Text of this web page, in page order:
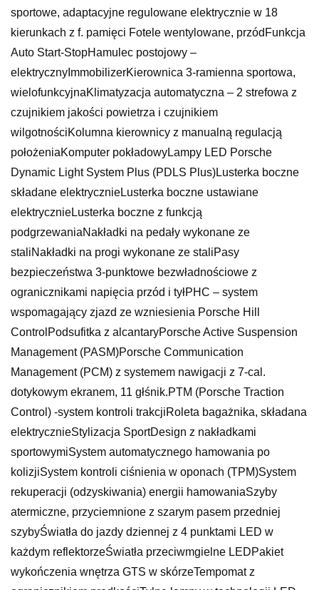
sportowe, adaptacyjne regulowane elektrycznie w 18
kierunkach z f. pamięci Fotele wentylowane, przódFunkcja
Auto Start-StopHamulec postojowy –
elektrycznyImmobilizerKierownica 3-ramienna sportowa,
wielofunkcyjnaKlimatyzacja automatyczna – 2 strefowa z
czujnikiem jakości powietrza i czujnikiem
wilgotnościKolumna kierownicy z manualną regulacją
położeniaKomputer pokładowyLampy LED Porsche
Dynamic Light System Plus (PDLS Plus)Lusterka boczne
składane elektrycznieLusterka boczne ustawiane
elektrycznieLusterka boczne z funkcją
podgrzewaniaNakładki na pedały wykonane ze
staliNakładki na progi wykonane ze staliPasy
bezpieczeństwa 3-punktowe bezwładnościowe z
ogranicznikami napięcia przód i tyłPHC – system
wspomagający zjazd ze wzniesienia Porsche Hill
ControlPodsufitka z alcantaryPorsche Active Suspension
Management (PASM)Porsche Communication
Management (PCM) z systemem nawigacji z 7-cal.
dotykowym ekranem, 11 głśnik.PTM (Porsche Traction
Control) -system kontroli trakcjiRoleta bagażnika, składana
elektrycznieStylizacja SportDesign z nakładkami
sportowymiSystem automatycznego hamowania po
kolizjiSystem kontroli ciśnienia w oponach (TPM)System
rekuperacji (odzyskiwania) energii hamowaniaSzyby
atermiczne, przyciemnione z szarym pasem przedniej
szybyŚwiatła do jazdy dziennej z 4 punktami LED w
każdym reflektorzeŚwiatła przeciwmgielne LEDPakiet
wykończenia wnętrza GTS w skórzeTempomat z